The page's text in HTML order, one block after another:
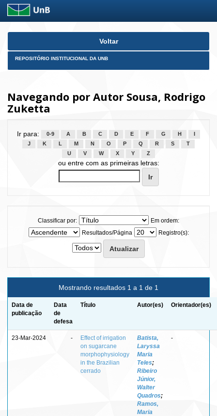
Skip
Voltar
REPOSITÓRIO INSTITUCIONAL DA UNB
Navegando por Autor Sousa, Rodrigo
Zuketta
Ir para: 0-9 A B C D E F G H
J
K L M N O P Q R S
T
U
V W X Y Z
ou entre com as primeiras letras:
Classificar por:
Em ordem:
Resultados/Página
Registro(s):
Mostrando resultados 1 a 1 de 1
Data de
publicação
Data
de
defesa
Título Autor(es) Orientador(es)
23-Mar-2024 -
Effect of irrigation
on sugarcane
morphophysiology
in the Brazilian
cerrado
Batista,
Laryssa
Maria
Teles;
Ribeiro
Júnior,
Walter
Quadros;
Ramos,
Maria
-